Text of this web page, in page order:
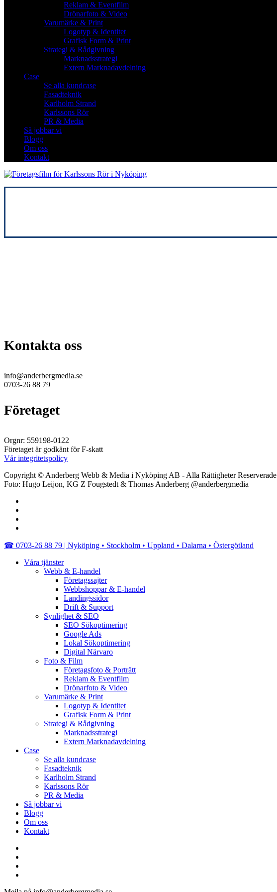
Reklam & Eventfilm
Drönarfoto & Video
Varumärke & Print
Logotyp & Identitet
Grafisk Form & Print
Strategi & Rådgivning
Marknadsstrategi
Extern Marknadavdelning
Case
Se alla kundcase
Fasadteknik
Karlholm Strand
Karlssons Rör
PR & Media
Så jobbar vi
Blogg
Om oss
Kontakt
Kontakta oss
info@anderbergmedia.se
0703-26 88 79
Företaget
Orgnr: 559198-0122
Företaget är godkänt för F-skatt
Vår integritetspolicy
Copyright © Anderberg Webb & Media i Nyköping AB - Alla Rättigheter Reserverade
Foto: Hugo Leijon, KG Z Fougstedt & Thomas Anderberg @anderbergmedia
Close
☎︎ 0703-26 88 79 | Nyköping • Stockholm • Uppland • Dalarna • Östergötland
Våra tjänster
Webb & E-handel
Företagssajter
Webbshoppar & E-handel
Landingssidor
Drift & Support
Synlighet & SEO
SEO Sökoptimering
Google Ads
Lokal Sökoptimering
Digital Närvaro
Foto & Film
Företagsfoto & Porträtt
Reklam & Eventfilm
Drönarfoto & Video
Varumärke & Print
Logotyp & Identitet
Grafisk Form & Print
Strategi & Rådgivning
Marknadsstrategi
Extern Marknadavdelning
Case
Se alla kundcase
Fasadteknik
Karlholm Strand
Karlssons Rör
PR & Media
Så jobbar vi
Blogg
Om oss
Kontakt